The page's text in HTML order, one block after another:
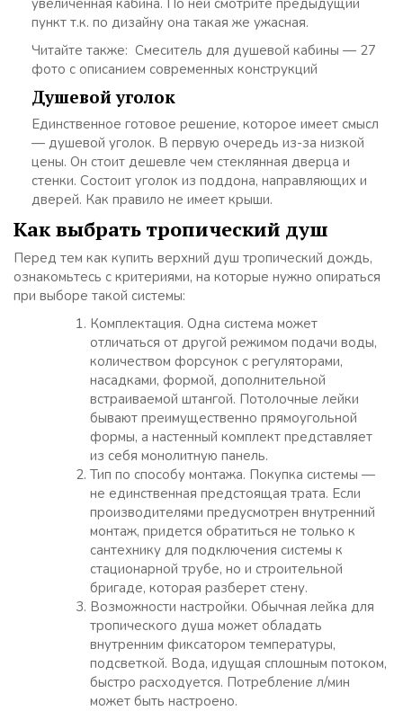
увеличенная кабина. По ней смотрите предыдущий
пункт т.к. по дизайну она такая же ужасная.
Читайте также: Смеситель для душевой кабины — 27
фото с описанием современных конструкций
Душевой уголок
Единственное готовое решение, которое имеет смысл
— душевой уголок. В первую очередь из-за низкой
цены. Он стоит дешевле чем стеклянная дверца и
стенки. Состоит уголок из поддона, направляющих и
дверей. Как правило не имеет крыши.
Как выбрать тропический душ
Перед тем как купить верхний душ тропический дождь,
ознакомьтесь с критериями, на которые нужно опираться
при выборе такой системы:
Комплектация. Одна система может
отличаться от другой режимом подачи воды,
количеством форсунок с регуляторами,
насадками, формой, дополнительной
встраиваемой штангой. Потолочные лейки
бывают преимущественно прямоугольной
формы, а настенный комплект представляет
из себя монолитную панель.
Тип по способу монтажа. Покупка системы —
не единственная предстоящая трата. Если
производителями предусмотрен внутренний
монтаж, придется обратиться не только к
сантехнику для подключения системы к
стационарной трубе, но и строительной
бригаде, которая разберет стену.
Возможности настройки. Обычная лейка для
тропического душа может обладать
внутренним фиксатором температуры,
подсветкой. Вода, идущая сплошным потоком,
быстро расходуется. Потребление л/мин
может быть настроено.